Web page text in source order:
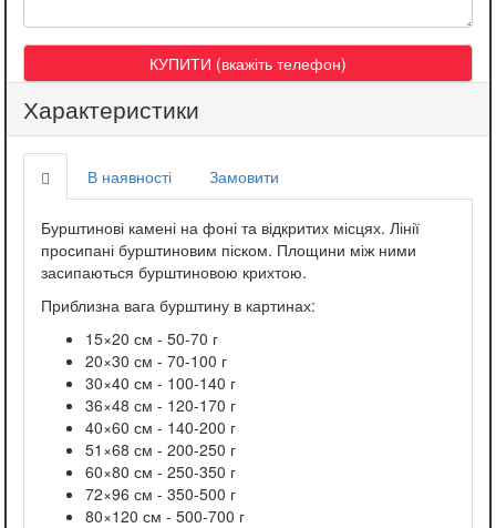
Характеристики
В наявності Замовити
Бурштинові камені на фоні та відкритих місцях. Лінії
просипані бурштиновим піском. Площини між ними
засипаються бурштиновою крихтою.
Приблизна вага бурштину в картинах:
15×20 см - 50-70 г
20×30 см - 70-100 г
30×40 см - 100-140 г
36×48 см - 120-170 г
40×60 см - 140-200 г
51×68 см - 200-250 г
60×80 см - 250-350 г
72×96 см - 350-500 г
80×120 см - 500-700 г